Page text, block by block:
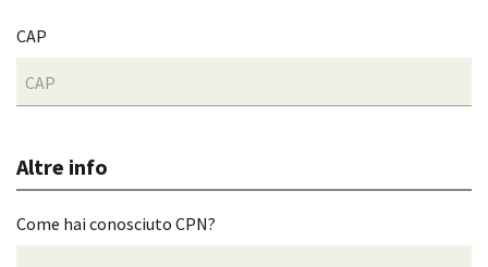
CAP
Altre info
Come hai conosciuto CPN?